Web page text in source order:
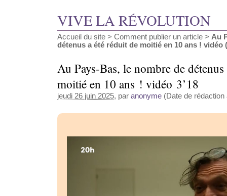
VIVE LA RÉVOLUTION
Accueil du site > Comment publier un article > Au
détenus a été réduit de moitié en 10 ans ! vidéo
Au Pays-Bas, le nombre de
moitié en 10 ans ! vidéo 3’18
jeudi 26 juin 2025, par anonyme (Date de rédaction